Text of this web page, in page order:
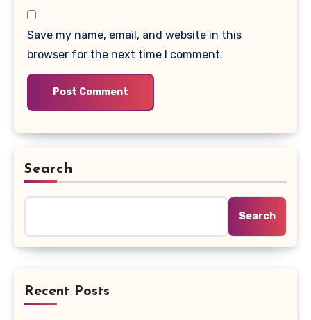
Save my name, email, and website in this
browser for the next time I comment.
Search
Search
Recent Posts